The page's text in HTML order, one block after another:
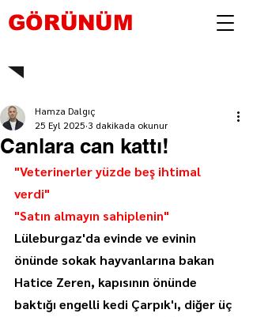
GÖRÜNÜM
Canlara can kattı!
Hamza Dalgıç
25 Eyl 2025 3 dakikada okunur
"Veterinerler yüzde beş ihtimal
verdi"
"Satın almayın sahiplenin"
Lüleburgaz'da evinde ve evinin
önünde sokak hayvanlarına bakan
Hatice Zeren, kapısının önünde
baktığı engelli kedi Çarpık'ı, diğer üç